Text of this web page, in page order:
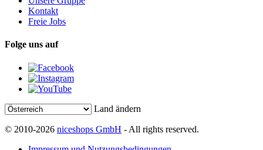
Kontakt
Freie Jobs
Folge uns auf
Land ändern
© 2010-2026 niceshops GmbH - All rights reserved.